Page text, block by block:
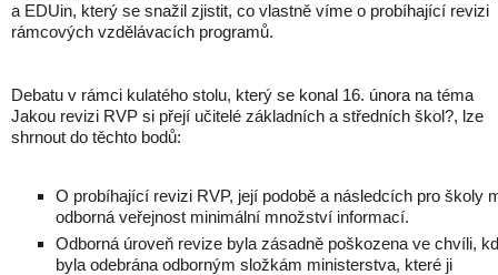
a EDUin, který se snažil zjistit, co vlastně víme o probíhající revizi
rámcových vzdělávacích programů.
Debatu v rámci kulatého stolu, který se konal 16. února na téma
Jakou revizi RVP si přejí učitelé základních a středních škol?, lze
shrnout do těchto bodů:
O probíhající revizi RVP, její podobě a následcích pro školy
odborná veřejnost minimální množství informací.
Odborná úroveň revize byla zásadně poškozena ve chvíli,
byla odebrána odborným složkám ministerstva, které ji